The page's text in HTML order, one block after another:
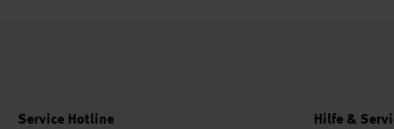
Service Hotline
Hilfe &